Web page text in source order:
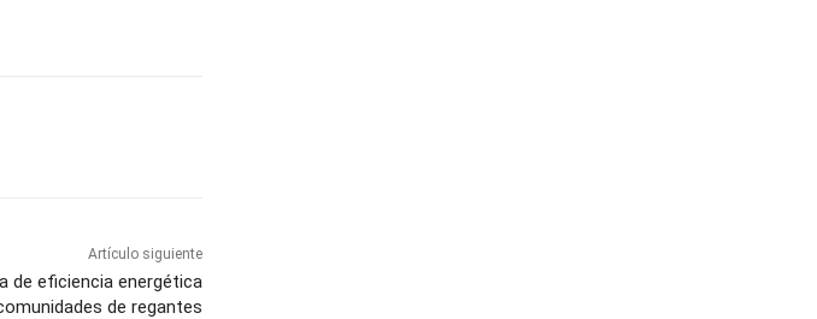
Artículo siguiente
de eficiencia energética
de regantes